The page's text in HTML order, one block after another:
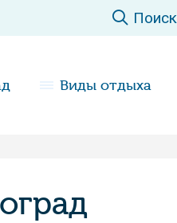
Поиск
Виды отдыха